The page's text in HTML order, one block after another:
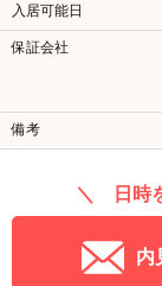
入居可能日
保証会社
備考
＼ 日時
内